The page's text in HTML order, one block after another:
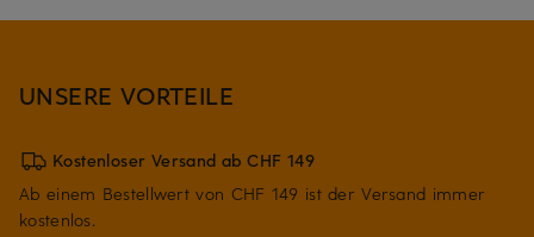
UNSERE VORTEILE
Kostenloser Versand ab CHF 149
Ab einem Bestellwert von CHF 149 ist der Versand immer
kostenlos.